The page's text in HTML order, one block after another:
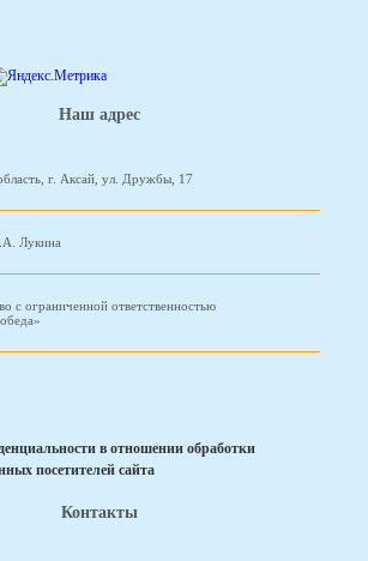
Наш адрес
г. Аксай, ул. Дружбы, 17
Лукина
с ограниченной ответственностью
в отношении обработки
посетителей сайта
Контакты